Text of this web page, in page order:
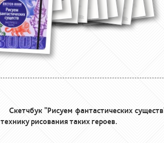
Скетчбук "Рисуем фантастических
технику рисования таких героев.